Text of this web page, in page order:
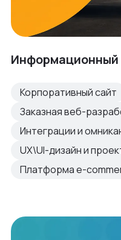
Информационный
Корпоративный сайт
Заказная веб-
Интеграции и
UX\UI-дизайн и
Платформа e-